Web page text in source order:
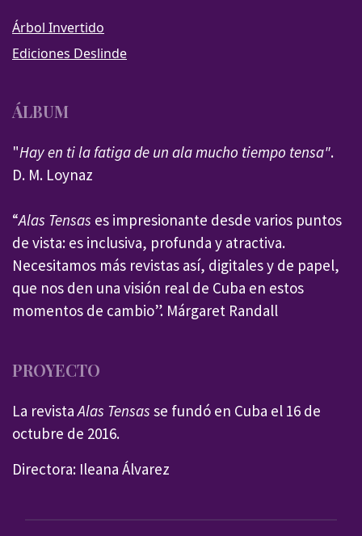
Árbol Invertido
Ediciones Deslinde
ÁLBUM
"Hay en ti la fatiga de un ala mucho tiempo tensa".
D. M. Loynaz
“Alas Tensas es impresionante desde varios puntos
de vista: es inclusiva, profunda y atractiva.
Necesitamos más revistas así, digitales y de papel,
que nos den una visión real de Cuba en estos
momentos de cambio”. Márgaret Randall
PROYECTO
La revistaAlas Tensas se fundó en Cuba el 16 de
octubre de 2016.
Directora: Ileana Álvarez